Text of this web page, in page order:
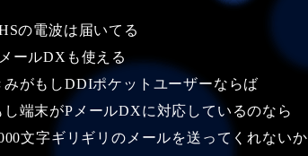
の電波は届いてる
ールDXも使える
みがもしDDIポケットユーザーならば
し端末がPメールDXに対応しているのなら
文字ギリギリのメールを送ってくれないか